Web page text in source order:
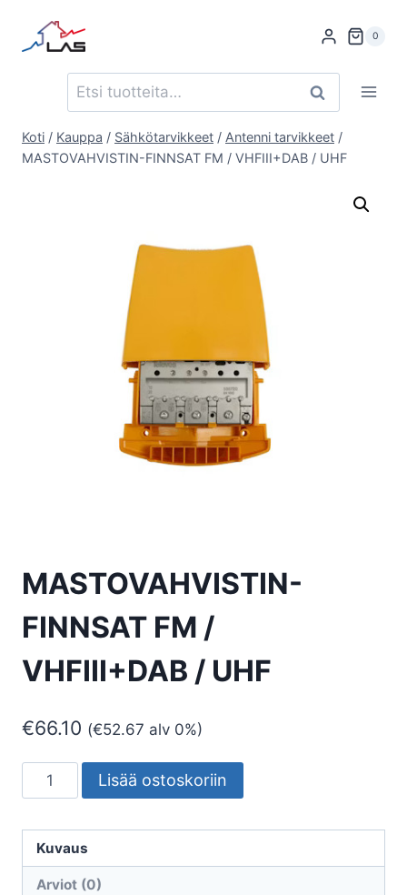
sisältöön
0
Etsi: Haku
Koti / Kauppa / Sähkötarvikkeet / Antenni tarvikkeet /
MASTOVAHVISTIN-FINNSAT FM / VHFIII+DAB / UHF
MASTOVAHVISTIN-
FINNSAT FM /
VHFIII+DAB / UHF
€66.10 (€52.67 alv 0%)
MASTOVAHVISTIN-
FINNSAT
VHFIII+DAB
Lisää ostoskoriin
Kuvaus
Arviot (0)